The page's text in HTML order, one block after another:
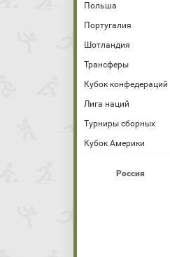
Польша
Португалия
Шотландия
Трансферы
Кубок конфедераций
Лига наций
Турниры сборных
Кубок Америки
Россия